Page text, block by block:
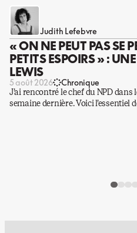
Judith Lefebvre
« ON NE PEUT PAS SE
PETITS ESPOIRS » :
LEWIS
5 août 2026 Chronique
J’ai rencontré le chef du NPD
semaine dernière. Voici l’essentiel